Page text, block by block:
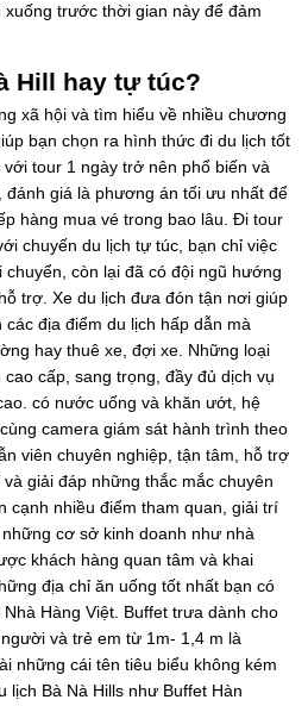
trước thời gian này để đảm
Hill hay tự túc?
xã hội và tìm hiểu về nhiều chương
bạn chọn ra hình thức đi du lịch tốt
với tour 1 ngày trở nên phổ biến và
giá là phương án tối ưu nhất để
hàng mua vé trong bao lâu. Đi tour
chuyến du lịch tự túc, bạn chỉ việc
còn lại đã có đội ngũ hướng
trợ. Xe du lịch đưa đón tận nơi giúp
địa điểm du lịch hấp dẫn mà
hay thuê xe, đợi xe. Những loại
cấp, sang trọng, đầy đủ dịch vụ
có nước uống và khăn ướt, hệ
camera giám sát hành trình theo
viên chuyên nghiệp, tận tâm, hỗ trợ
giải đáp những thắc mắc chuyên
cạnh nhiều điểm tham quan, giải trí
cơ sở kinh doanh như nhà
khách hàng quan tâm và khai
địa chỉ ăn uống tốt nhất bạn có
Hàng Việt. Buffet trưa dành cho
và trẻ em từ 1m- 1,4 m là
những cái tên tiêu biểu không kém
lịch Bà Nà Hills như Buffet Hàn